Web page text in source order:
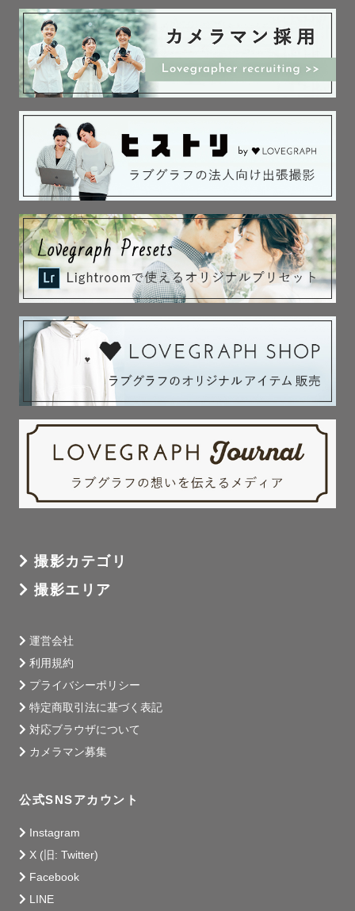
.
👶お宮参り
ニューボーンフォトの経験を活かして主役の赤ちゃんを可
愛く撮影します。
もちろん赤ちゃんだけでなく、お子様を見て幸せに微笑ん
でいるパパママ、
おじいさまおばあさまも素敵に残しますのでお任せくださ
い！
🤰マタニティフォト
一人の女性が母になる大切な時間を思いと共に大切な写真
と思っています。
『マタニティのゆうかりす 。』と周りのカメラマンからも
言われるので、
ポージングや撮影場所、妊婦さんへの気遣いを含め安心し
てお任せください！
🍼アートニューボーンフォト
”生まれてきてくれて、ありがとう”の想いを形に、
あっという間に成長してしまう新生児の姿を写真に残した
いと思っています。
す。
安心してお任せいただければと思います。
お花とアンティーク小物を使用した撮影が得意です❀
アートニューボーンでは、お子様だけでなく
ペットやご家族の日常写真も一緒に残しています。
✿ゆうかりす。ってどんな人？✿
旅行とカメラが大好きな32歳です！
出身の兵庫、大学は大分・イギリス、現在は関東に7年住ん
撮影カテゴリ
撮影エリア
運営会社
利用規約
プライバシーポリシー
特定商取引法に基づく表記
対応ブラウザについて
カメラマン募集
公式SNSアカウント
Instagram
X (旧: Twitter)
Facebook
LINE